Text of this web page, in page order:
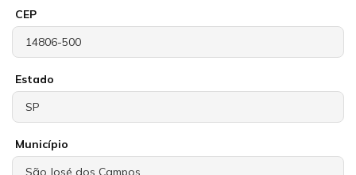
CEP
Estado
Município